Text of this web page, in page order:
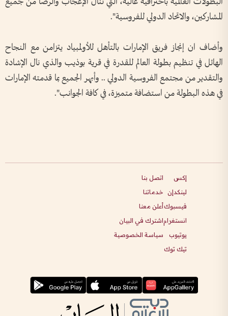
المشاركين، والاتحاد الدولي للفروسية".
وأضاف ان إنجاز فريق الإمارات بالتأهل للأولمبياد يتزامن مع النجاح
الهائل في تنظيم بطولة العالم للقدرة في قرية بوذيب والذي نال الإشادة
والتقدير من مجتمع الفروسية الدولي .. وأبهر الجميع بما قدمته الإمارات
في هذه البطولة من استضافة متميزة، في كافة الجوانب".
إكس
لينكدإن
فيسبوك
انستغرام
يوتيوب
تيك توك
اتصل بنا
خدماتنا
أعلن معنا
اشترك في البيان
سياسة الخصوصية